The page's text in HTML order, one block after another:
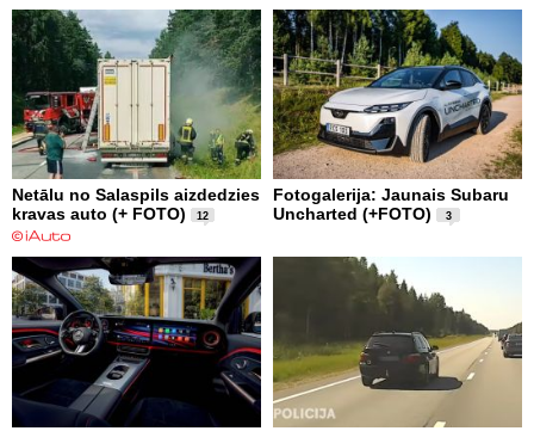
Netālu no Salaspils aizdedzies
kravas auto (+ FOTO)
12
Fotogalerija: Jaunais Subaru
Uncharted (+FOTO)
3